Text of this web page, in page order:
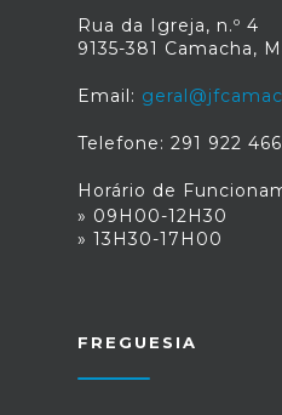
Rua da Igreja, n.º 4
9135-381 Camacha,
Email:
Telefone: 291 922 466
Horário de
» 09H00-12H30
» 13H30-17H00
FREGUESIA